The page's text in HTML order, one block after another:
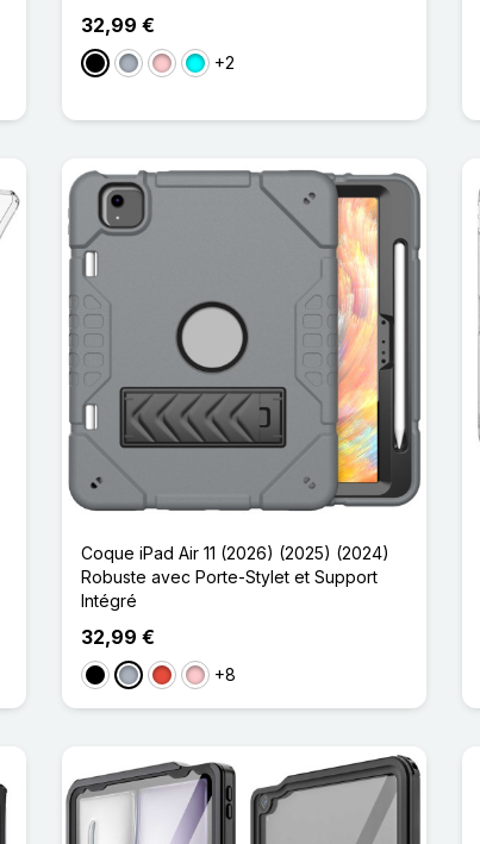
32,99 €
NoirGris RoseCyan+2
Coque iPad Air 11 (2026) (2025) (2024)
Robuste avec Porte-Stylet et Support
Intégré
32,99 €
NoirGris RougeRose+8